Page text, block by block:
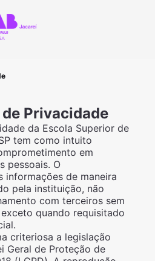
Privacidade
da Escola Superior de
tem como intuito
em
pessoais. O
informações de maneira
pela instituição, não
com terceiros sem
quando requisitado
criteriosa a legislação
Geral de Proteção de